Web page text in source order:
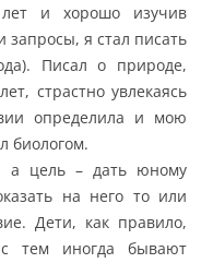
и хорошо изучив
я стал писать
Писал о природе,
страстно увлекаясь
определила и мою
биологом.
а цель – дать юному
на него то или
Дети, как правило,
тем иногда бывают